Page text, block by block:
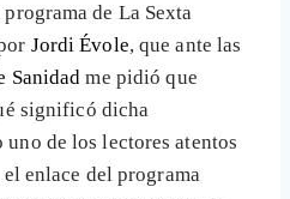
de La Sexta
Jordi Évole, que ante las
Sanidadme pidió que
significó dicha
de los lectores atentos
enlace del programa